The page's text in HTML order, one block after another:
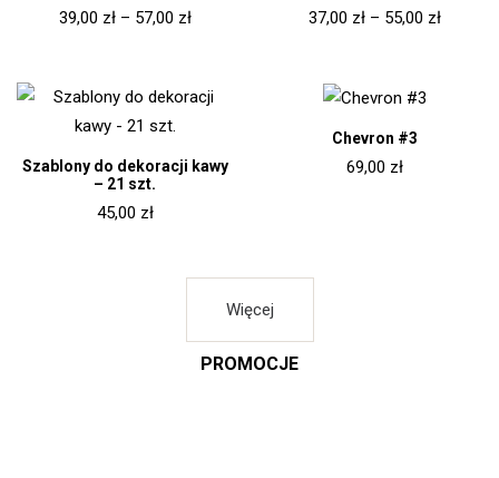
39,00 zł – 57,00 zł 37,00 zł – 55,00 zł
Szablony do dekoracji kawy
– 21 szt.
45,00 zł
Chevron #3
69,00 zł
Więcej
PROMOCJE